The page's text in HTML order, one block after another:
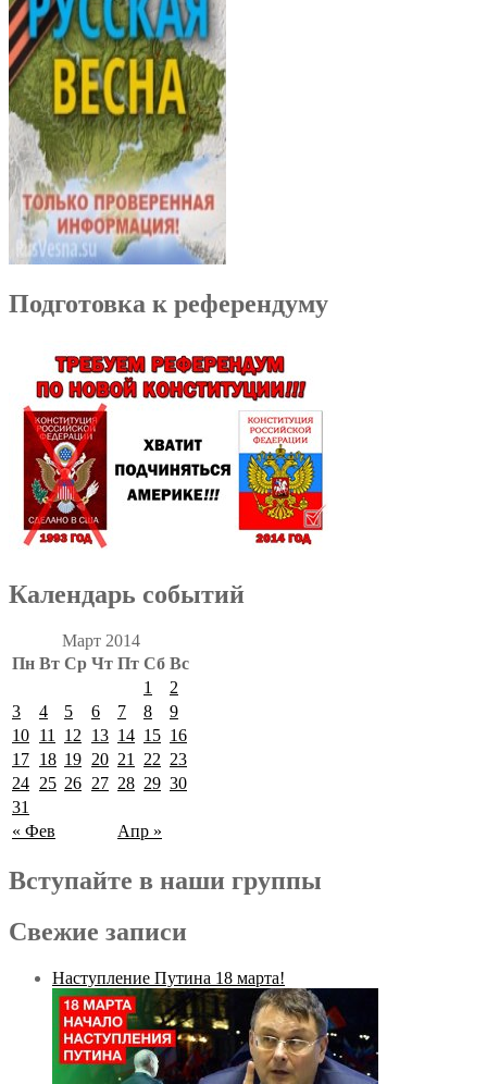
Подготовка к референдуму
Календарь событий
Март 2014
Пн Вт Ср Чт Пт Сб Вс
« Фев Апр »
1
2
3
4 5 6 7 8
9
10 11 12 13 14 15 16
17 18 19 20 21 22 23
24 25 26 27 28 29 30
31
Вступайте в наши группы
Свежие записи
Наступление Путина 18 марта!